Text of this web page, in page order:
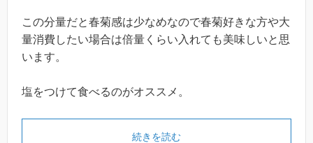
この分量だと春菊感は少なめなので春菊好きな方や大
量消費したい場合は倍量くらい入れても美味しいと思
います。
塩をつけて食べるのがオススメ。
続きを読む